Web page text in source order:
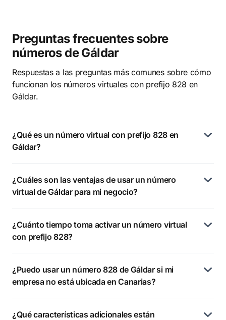
Preguntas frecuentes sobre
números de Gáldar
Respuestas a las preguntas más comunes sobre cómo
funcionan los números virtuales con prefijo 828 en
Gáldar.
¿Qué es un número virtual con prefijo 828 en
Gáldar?
¿Cuáles son las ventajas de usar un número
virtual de Gáldar para mi negocio?
¿Cuánto tiempo toma activar un número virtual
con prefijo 828?
¿Puedo usar un número 828 de Gáldar si mi
empresa no está ubicada en Canarias?
¿Qué características adicionales están